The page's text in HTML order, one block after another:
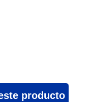
producto